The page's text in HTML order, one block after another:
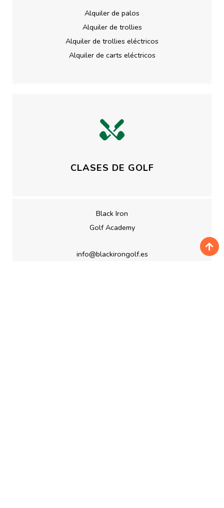
Alquiler de palos
Alquiler de trollies
Alquiler de trollies eléctricos
Alquiler de carts eléctricos
CLASES DE GOLF
Black Iron
Golf Academy
info@blackirongolf.es